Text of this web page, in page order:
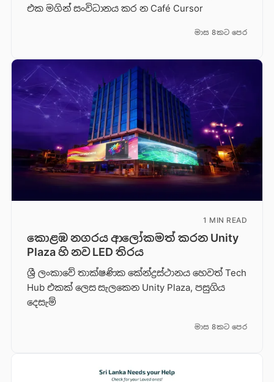
එක මගින් සංවිධානය කර න Café Cursor
මාස 8කට පෙර
1 MIN READ
කොළඹ නගරය ආලෝකමත් කරන Unity
Plaza හි නව LED තිරය
ශ්‍රී ලංකාවේ තාක්ෂණික කේන්ද්‍රස්ථානය හෙවත් Tech
Hub එකක් ලෙස සැලකෙන Unity Plaza, පසුගිය
දෙසැම්
මාස 8කට පෙර